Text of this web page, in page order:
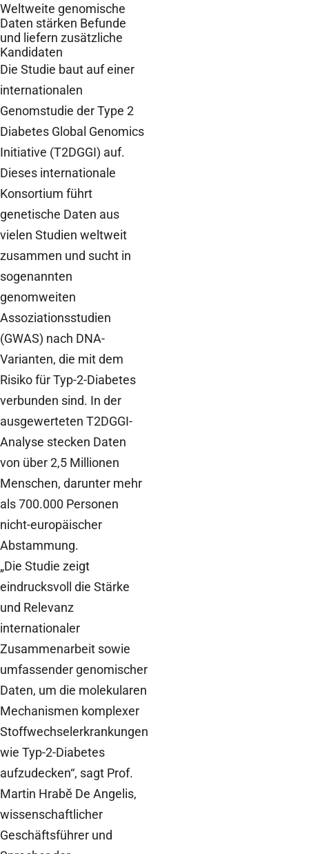
Weltweite genomische
Daten stärken Befunde
und liefern zusätzliche
Kandidaten
Die Studie baut auf einer
internationalen
Genomstudie der Type 2
Diabetes Global Genomics
Initiative (T2DGGI) auf.
Dieses internationale
Konsortium führt
genetische Daten aus
vielen Studien weltweit
zusammen und sucht in
sogenannten
genomweiten
Assoziationsstudien
(GWAS) nach DNA-
Varianten, die mit dem
Risiko für Typ-2-Diabetes
verbunden sind. In der
ausgewerteten T2DGGI-
Analyse stecken Daten
von über 2,5 Millionen
Menschen, darunter mehr
als 700.000 Personen
nicht-europäischer
Abstammung.
„Die Studie zeigt
eindrucksvoll die Stärke
und Relevanz
internationaler
Zusammenarbeit sowie
umfassender genomischer
Daten, um die molekularen
Mechanismen komplexer
Stoffwechselerkrankungen
wie Typ-2-Diabetes
aufzudecken“, sagt Prof.
Martin Hrabě De Angelis,
wissenschaftlicher
Geschäftsführer und